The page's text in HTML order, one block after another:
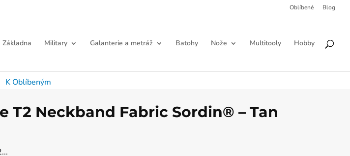
Oblíbené Blog
Základna Military Galanterie a metráž Batohy Nože Multitooly Hobby
K Oblíbeným
Neckband Fabric Sordin® – Tan